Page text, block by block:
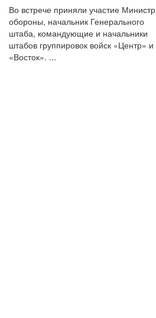
Во встрече приняли участие Министр
обороны, начальник Генерального
штаба, командующие и начальники
штабов группировок войск «Центр» и
«Восток». ...